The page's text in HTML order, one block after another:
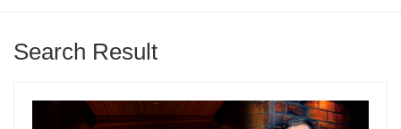
Search Result